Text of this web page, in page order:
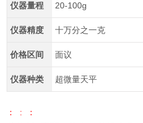
仪器量程 20-100g
仪器精度 十万分之一克
价格区间 面议
仪器种类 超微量天平
： : ：